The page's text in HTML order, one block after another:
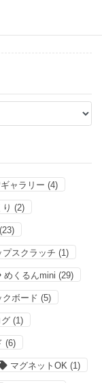
ャラリー (4)
(2)
(23)
スクラッチ (1)
めくるんmini (29)
クボード (5)
(1)
(6)
マグネットOK (1)